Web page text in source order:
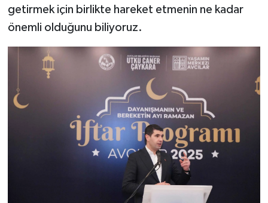
getirmek için birlikte hareket etmenin ne kadar
önemli olduğunu biliyoruz.